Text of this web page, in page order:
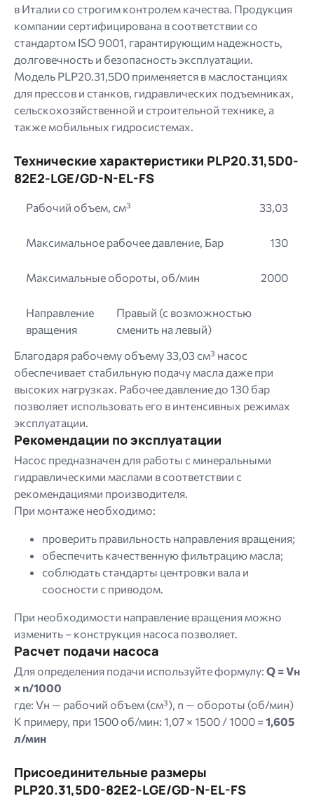
в Италии со строгим контролем качества. Продукция
компании сертифицирована в соответствии со
стандартом ISO 9001, гарантирующим надежность,
долговечность и безопасность эксплуатации.
Модель PLP20.31,5D0 применяется в маслостанциях
для прессов и станков, гидравлических подъемниках,
сельскохозяйственной и строительной технике, а
также мобильных гидросистемах.
Технические характеристики PLP20.31,5D0-
82E2-LGE/GD-N-EL-FS
Рабочий объем, см³ 33,03
Максимальное рабочее давление, Бар 130
Максимальные обороты, об/мин 2000
Направление
вращения
Правый (с возможностью
сменить на левый)
Благодаря рабочему объему 33,03 см³ насос
обеспечивает стабильную подачу масла даже при
высоких нагрузках. Рабочее давление до 130 бар
позволяет использовать его в интенсивных режимах
эксплуатации.
Рекомендации по эксплуатации
Насос предназначен для работы с минеральными
гидравлическими маслами в соответствии с
рекомендациями производителя.
При монтаже необходимо:
проверить правильность направления вращения;
обеспечить качественную фильтрацию масла;
соблюдать стандарты центровки вала и
соосности с приводом.
При необходимости направление вращения можно
изменить – конструкция насоса позволяет.
Расчет подачи насоса
Для определения подачи используйте формулу: Q = Vн
× n/1000
где: Vн — рабочий объем (см³), n — обороты (об/мин)
К примеру, при 1500 об/мин: 1,07 × 1500 / 1000 = 1,605
л/мин
Присоединительные размеры
PLP20.31,5D0-82E2-LGE/GD-N-EL-FS